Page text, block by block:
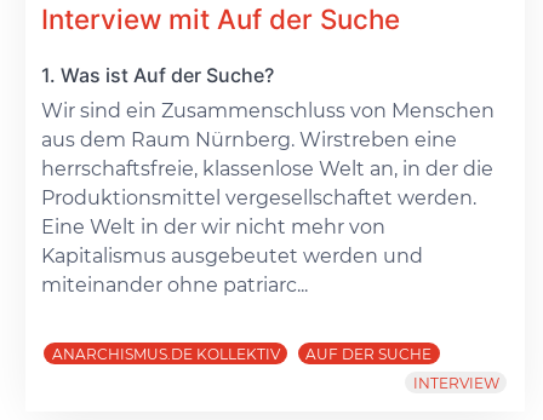
Interview mit Auf der Suche
1. Was ist Auf der Suche?
Wir sind ein Zusammenschluss von Menschen
aus dem Raum Nürnberg. Wirstreben eine
herrschaftsfreie, klassenlose Welt an, in der die
Produktionsmittel vergesellschaftet werden.
Eine Welt in der wir nicht mehr von
Kapitalismus ausgebeutet werden und
miteinander ohne patriarc...
ANARCHISMUS.DE KOLLEKTIV
AUF DER SUCHE
INTERVIEW